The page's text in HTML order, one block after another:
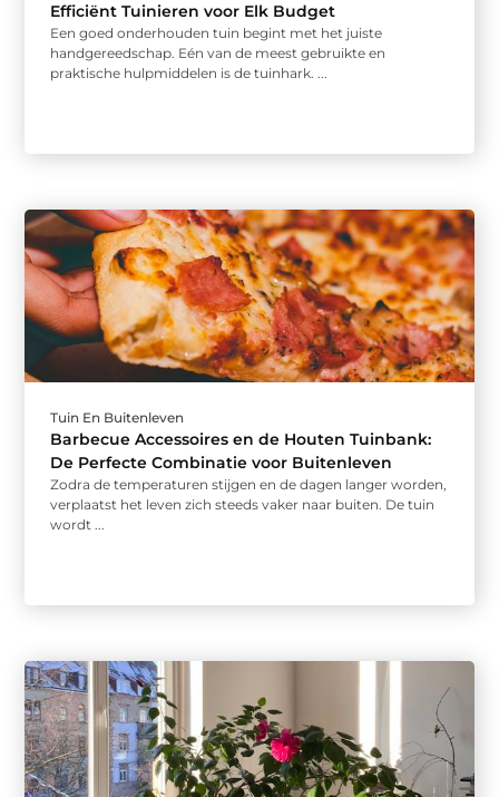
Efficiënt Tuinieren voor Elk Budget
Een goed onderhouden tuin begint met het juiste
handgereedschap. Eén van de meest gebruikte en
praktische hulpmiddelen is de tuinhark. ...
Tuin En Buitenleven
Barbecue Accessoires en de Houten Tuinbank:
De Perfecte Combinatie voor Buitenleven
Zodra de temperaturen stijgen en de dagen langer worden,
verplaatst het leven zich steeds vaker naar buiten. De tuin
wordt ...